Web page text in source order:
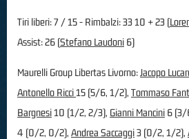
Tiri liberi: 7 / 15 - Rimbalzi: 33 10 + 23 (
Assist: 26 (Stefano Laudoni 6)
Maurelli Group Libertas Livorno: Jacopo
Antonello Ricci15 (5/6, 1/2), Tommaso
Bargnesi10 (1/2, 2/3), Gianni Mancini 6
4 (0/2, 0/2), Andrea Saccaggi3 (0/2, 1/2),